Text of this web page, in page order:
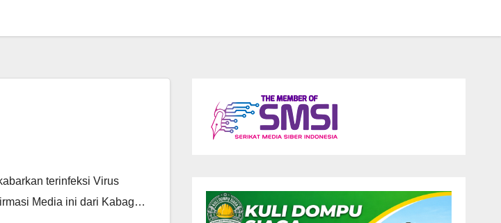
terinfeksi Virus
Media ini dari Kabag…